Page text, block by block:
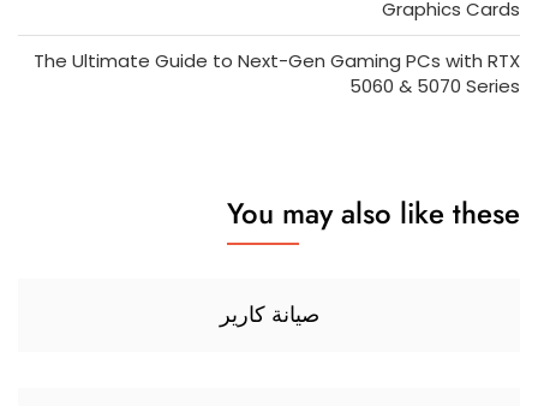
Graphics Cards
The Ultimate Guide to Next-Gen Gaming PCs with RTX
5060 & 5070 Series
You may also like these
صيانة كارير